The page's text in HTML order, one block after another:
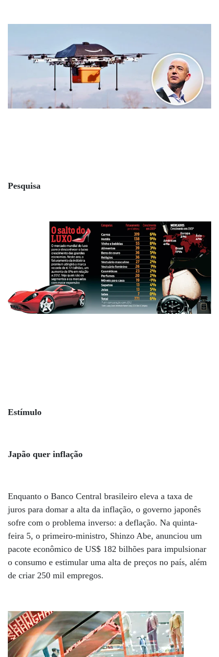
Pesquisa
Estímulo
Japão quer inflação
Enquanto o Banco Central brasileiro eleva a taxa de
juros para domar a alta da inflação, o governo japonês
sofre com o problema inverso: a deflação. Na quinta-
feira 5, o primeiro-ministro, Shinzo Abe, anunciou um
pacote econômico de US$ 182 bilhões para impulsionar
o consumo e estimular uma alta de preços no país, além
de criar 250 mil empregos.